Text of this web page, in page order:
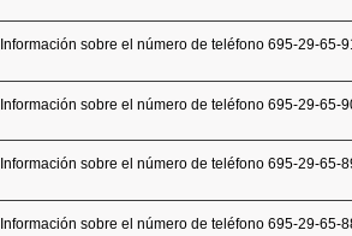
Información sobre el número de teléfono 695-29-65-
Información sobre el número de teléfono 695-29-65-
Información sobre el número de teléfono 695-29-65-
Información sobre el número de teléfono 695-29-65-